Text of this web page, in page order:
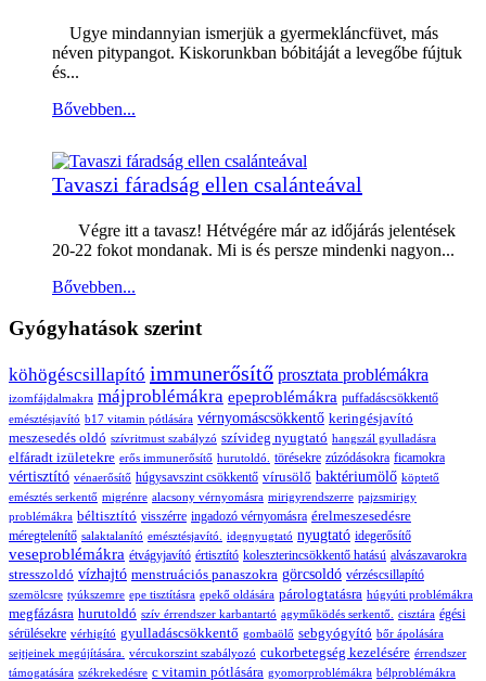
Ugye mindannyian ismerjük a gyermekláncfüvet, más
néven pitypangot. Kiskorunkban bóbitáját a levegőbe fújtuk
és...
Bővebben...
Tavaszi fáradság ellen csalánteával
Végre itt a tavasz! Hétvégére már az időjárás jelentések
20-22 fokot mondanak. Mi is és persze mindenki nagyon...
Bővebben...
Gyógyhatások szerint
köhögéscsillapító immunerősítő prosztata problémákra
izomfájdalmakra májproblémákra epeproblémákra puffadáscsökkentő
emésztésjavító b17 vitamin pótlására vérnyomáscsökkentő keringésjavító
meszesedés oldó szívritmust szabályzó szívideg nyugtató hangszál gyulladásra
elfáradt izületekre erős immunerősítő hurutoldó. törésekre zúzódásokra ficamokra
vértisztító vénaerősítő húgysavszint csökkentő vírusölő baktériumölő köptető
emésztés serkentő migrénre alacsony vérnyomásra mirigyrendszerre pajzsmirigy
problémákra béltisztító visszérre ingadozó vérnyomásra érelmeszesedésre
méregtelenítő salaktalanító emésztésjavító. idegnyugtató nyugtató idegerősítő
veseproblémákra étvágyjavító értisztító koleszterincsökkentő hatású alvászavarokra
stresszoldó vízhajtó menstruációs panaszokra görcsoldó vérzéscsillapító
szemölcsre tyúkszemre epe tisztításra epekő oldására párologtatásra húgyúti problémákra
megfázásra hurutoldó szív érrendszer karbantartó agyműködés serkentő. cisztára égési
sérülésekre vérhigító gyulladáscsökkentő gombaölő sebgyógyító bőr ápolására
sejtjeinek megújítására. vércukorszint szabályozó cukorbetegség kezelésére érrendszer
támogatására székrekedésre c vitamin pótlására gyomorproblémákra bélproblémákra